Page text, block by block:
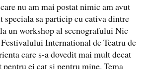
nu am mai postat nimic am avut
speciala sa particip cu cativa dintre
un workshop al scenografului Nic
International de Teatru de
care s-a dovedit mai mult decat
pentru ei cat si pentru mine. Tema